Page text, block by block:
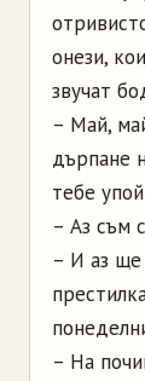
онези,
звучат
– Май,
дърпане
тебе
– Аз съм
– И аз ще
– На